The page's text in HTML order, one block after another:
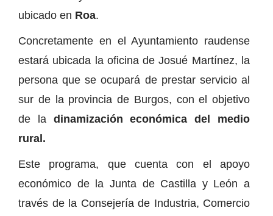
ubicado en Roa.
Concretamente en el Ayuntamiento raudense
estará ubicada la oficina de Josué Martínez, la
persona que se ocupará de prestar servicio al
sur de la provincia de Burgos, con el objetivo
de la dinamización económica del medio
rural.
Este programa, que cuenta con el apoyo
económico de la Junta de Castilla y León a
través de la Consejería de Industria, Comercio